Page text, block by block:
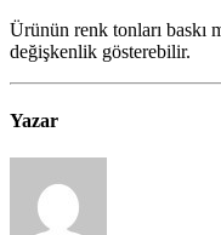
Ürünün renk tonları baskı
değişkenlik gösterebilir.
Yazar